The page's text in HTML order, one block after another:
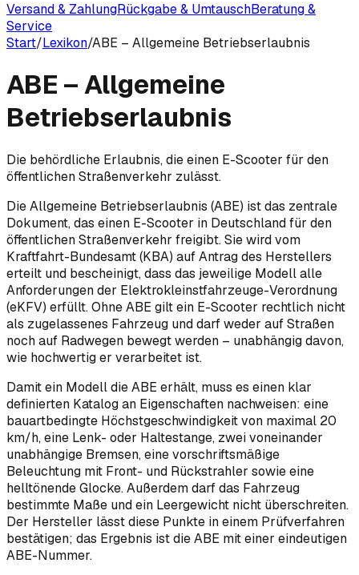
Versand & ZahlungRückgabe & UmtauschBeratung &
Service
Start/Lexikon/ABE – Allgemeine Betriebserlaubnis
ABE – Allgemeine
Betriebserlaubnis
Die behördliche Erlaubnis, die einen E-Scooter für den
öffentlichen Straßenverkehr zulässt.
Die Allgemeine Betriebserlaubnis (ABE) ist das zentrale
Dokument, das einen E-Scooter in Deutschland für den
öffentlichen Straßenverkehr freigibt. Sie wird vom
Kraftfahrt-Bundesamt (KBA) auf Antrag des Herstellers
erteilt und bescheinigt, dass das jeweilige Modell alle
Anforderungen der Elektrokleinstfahrzeuge-Verordnung
(eKFV) erfüllt. Ohne ABE gilt ein E-Scooter rechtlich nicht
als zugelassenes Fahrzeug und darf weder auf Straßen
noch auf Radwegen bewegt werden – unabhängig davon,
wie hochwertig er verarbeitet ist.
Damit ein Modell die ABE erhält, muss es einen klar
definierten Katalog an Eigenschaften nachweisen: eine
bauartbedingte Höchstgeschwindigkeit von maximal 20
km/h, eine Lenk- oder Haltestange, zwei voneinander
unabhängige Bremsen, eine vorschriftsmäßige
Beleuchtung mit Front- und Rückstrahler sowie eine
helltönende Glocke. Außerdem darf das Fahrzeug
bestimmte Maße und ein Leergewicht nicht überschreiten.
Der Hersteller lässt diese Punkte in einem Prüfverfahren
bestätigen; das Ergebnis ist die ABE mit einer eindeutigen
ABE-Nummer.